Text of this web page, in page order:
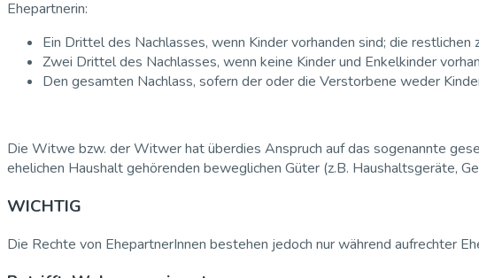
Ehepartnerin:
Ein Drittel des Nachlasses, wenn Kinder vorhanden sind; die
Zwei Drittel des Nachlasses, wenn keine Kinder und Enkelkinder
Den gesamten Nachlass, sofern der oder die Verstorbene weder
Die Witwe bzw. der Witwer hat überdies Anspruch auf das sogenannte
ehelichen Haushalt gehörenden beweglichen Güter (z.B. Haushaltsgeräte,
WICHTIG
Die Rechte von EhepartnerInnen bestehen jedoch nur während aufrechter